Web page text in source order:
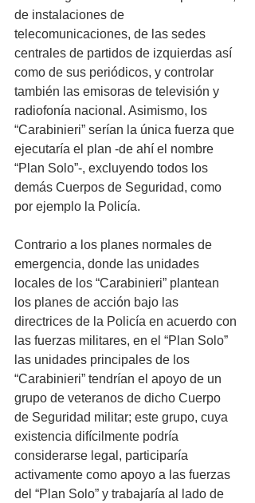
de instalaciones de
telecomunicaciones, de las sedes
centrales de partidos de izquierdas así
como de sus periódicos, y controlar
también las emisoras de televisión y
radiofonía nacional. Asimismo, los
“Carabinieri” serían la única fuerza que
ejecutaría el plan -de ahí el nombre
“Plan Solo”-, excluyendo todos los
demás Cuerpos de Seguridad, como
por ejemplo la Policía.
Contrario a los planes normales de
emergencia, donde las unidades
locales de los “Carabinieri” plantean
los planes de acción bajo las
directrices de la Policía en acuerdo con
las fuerzas militares, en el “Plan Solo”
las unidades principales de los
“Carabinieri” tendrían el apoyo de un
grupo de veteranos de dicho Cuerpo
de Seguridad militar; este grupo, cuya
existencia difícilmente podría
considerarse legal, participaría
activamente como apoyo a las fuerzas
del “Plan Solo” y trabajaría al lado de